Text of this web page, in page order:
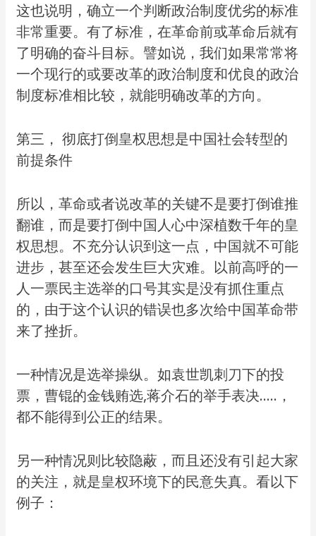
这也说明，确立一个判断政治制度优劣的标准
非常重要。有了标准，在革命前或革命后就有
了明确的奋斗目标。譬如说，我们如果常常将
一个现行的或要改革的政治制度和优良的政治
制度标准相比较，就能明确改革的方向。
第三， 彻底打倒皇权思想是中国社会转型的
前提条件
所以，革命或者说改革的关键不是要打倒谁推
翻谁，而是要打倒中国人心中深植数千年的皇
权思想。不充分认识到这一点，中国就不可能
进步，甚至还会发生巨大灾难。以前高呼的一
人一票民主选举的口号其实是没有抓住重点
的，由于这个认识的错误也多次给中国革命带
来了挫折。
一种情况是选举操纵。如袁世凯刺刀下的投
票，曹锟的金钱贿选,蒋介石的举手表决…..，
都不能得到公正的结果。
另一种情况则比较隐蔽，而且还没有引起大家
的关注，就是皇权环境下的民意失真。看以下
例子：